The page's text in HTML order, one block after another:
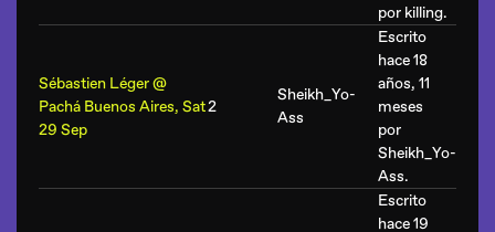
por killing.
Sébastien Léger @
Pachá Buenos Aires, Sat
29 Sep
2
Sheikh_Yo-
Ass
Escrito
hace 18
años, 11
meses
por
Sheikh_Yo-
Ass.
Escrito
hace 19